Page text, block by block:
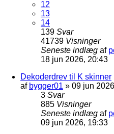
12
13
14
139 Svar
41739 Visninger
Seneste indlæg af
18 jun 2026, 20:43
Dekoderdrev til K skinner
af bygger01 » 09 jun
3 Svar
885 Visninger
Seneste indlæg af
09 jun 2026, 19:33